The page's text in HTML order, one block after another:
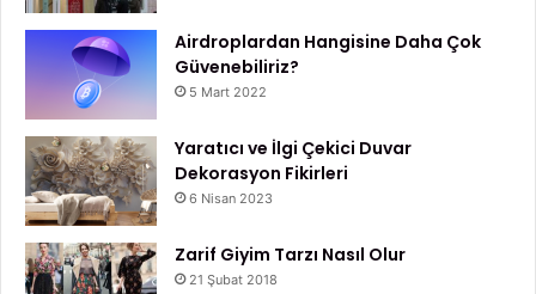
Airdroplardan Hangisine Daha Çok
Güvenebiliriz?
5 Mart 2022
Yaratıcı ve İlgi Çekici Duvar
Dekorasyon Fikirleri
6 Nisan 2023
Zarif Giyim Tarzı Nasıl Olur
21 Şubat 2018